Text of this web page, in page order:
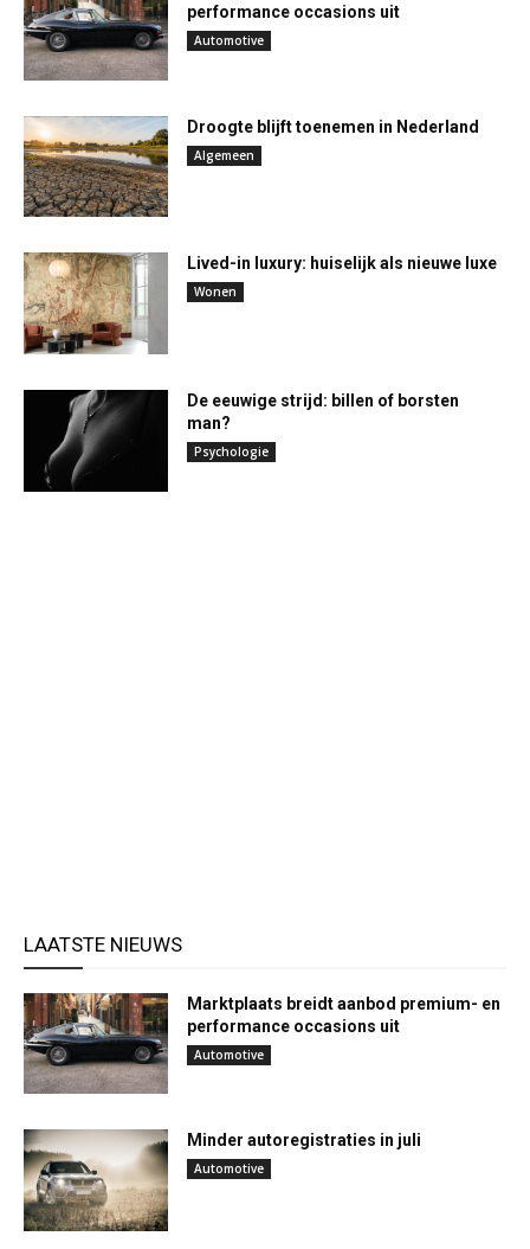
performance occasions uit
Automotive
Droogte blijft toenemen in Nederland
Algemeen
Lived-in luxury: huiselijk als nieuwe luxe
Wonen
De eeuwige strijd: billen of borsten
man?
Psychologie
LAATSTE NIEUWS
Marktplaats breidt aanbod premium- en
performance occasions uit
Automotive
Minder autoregistraties in juli
Automotive